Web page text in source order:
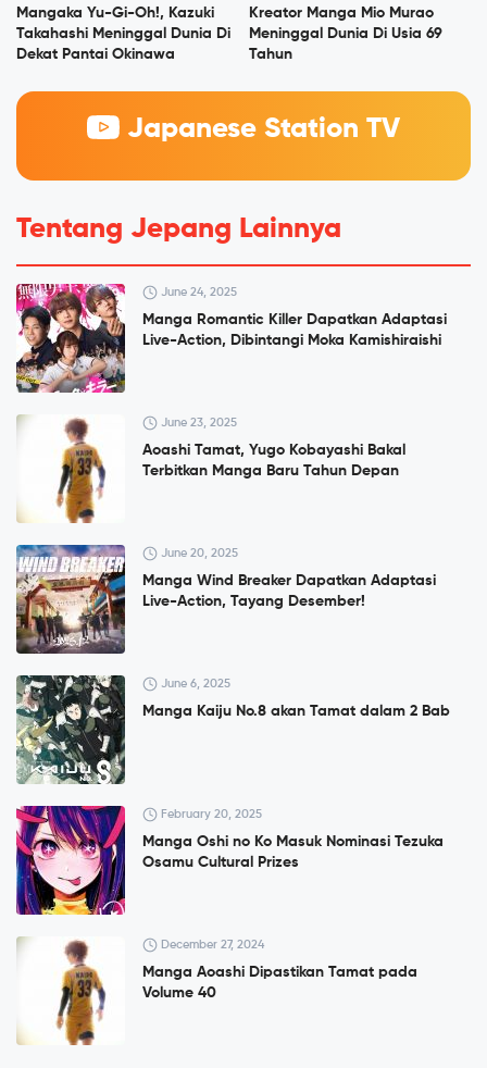
Mangaka Yu-Gi-Oh!, Kazuki
Takahashi Meninggal Dunia Di
Dekat Pantai Okinawa
Kreator Manga Mio Murao
Meninggal Dunia Di Usia 69
Tahun
Japanese Station TV
Tentang Jepang Lainnya
June 24, 2025
Manga Romantic Killer Dapatkan Adaptasi
Live-Action, Dibintangi Moka Kamishiraishi
June 23, 2025
Aoashi Tamat, Yugo Kobayashi Bakal
Terbitkan Manga Baru Tahun Depan
June 20, 2025
Manga Wind Breaker Dapatkan Adaptasi
Live-Action, Tayang Desember!
June 6, 2025
Manga Kaiju No.8 akan Tamat dalam 2 Bab
February 20, 2025
Manga Oshi no Ko Masuk Nominasi Tezuka
Osamu Cultural Prizes
December 27, 2024
Manga Aoashi Dipastikan Tamat pada
Volume 40